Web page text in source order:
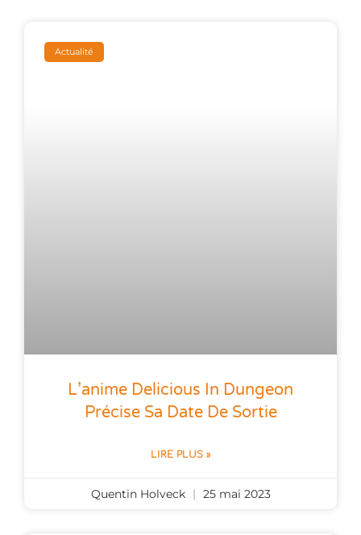
Actualité
L’anime Delicious In Dungeon
Précise Sa Date De Sortie
LIRE PLUS »
Quentin Holveck 25 mai 2023